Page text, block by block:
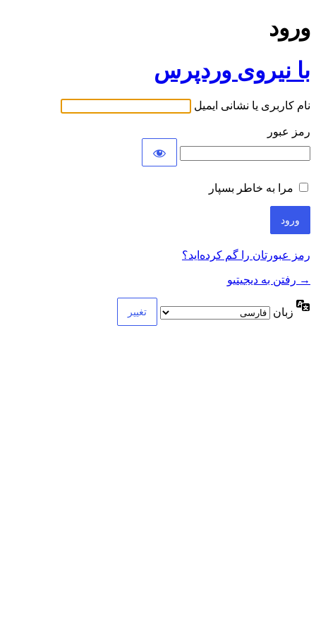
ورود
با نیروی وردپرس
نام کاربری یا نشانی ایمیل
رمز عبور
مرا به خاطر بسپار
رمز عبورتان را گم کرده‌اید؟
→ رفتن به دیجیتیو
زبان